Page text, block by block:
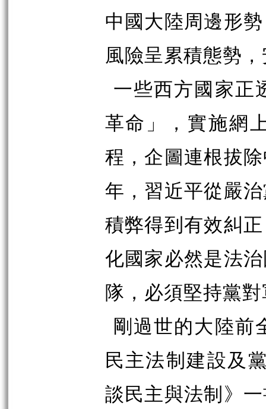
中國大陸周邊形
風險呈累積態勢
一些西方國家正
革命」，實施網
程，企圖連根拔
年，習近平從嚴
積弊得到有效糾
化國家必然是法
隊，必須堅持黨
剛過世的大陸前
民主法制建設及
談民主與法制》